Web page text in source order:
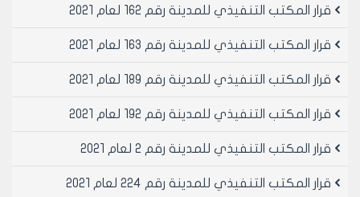
قرار المكتب التنفيذي للمدينة رقم 162 لعام 2021
قرار المكتب التنفيذي للمدينة رقم 163 لعام 2021
قرار المكتب التنفيذي للمدينة رقم 189 لعام 2021
قرار المكتب التنفيذي للمدينة رقم 192 لعام 2021
قرار المكتب التنفيذي للمدينة رقم 2 لعام 2021
قرار المكتب التنفيذي للمدينة رقم 224 لعام 2021